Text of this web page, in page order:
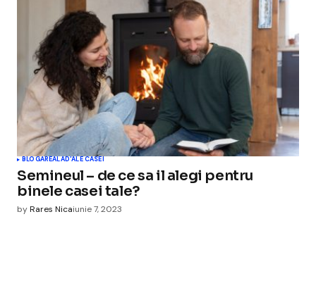
BLOGAREALAD'ALE CASEI
Semineul – de ce sa il alegi pentru
binele casei tale?
byRares Nicaiunie 7, 2023